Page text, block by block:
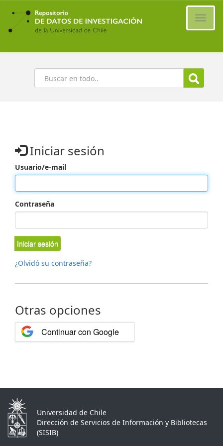
Ir
contenido
principal
Buscar
Iniciar sesión
Usuario/e-mail
Contraseña
Iniciar sesión
¿Olvidó su contraseña?
Otras opciones
Continuar con Google
Universidad de Chile
Dirección de Servicios de Información y Bibliotecas
(SISIB)